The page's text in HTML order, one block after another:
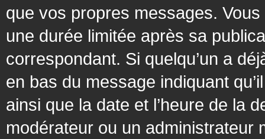
que vos propres messages.
une durée limitée après sa
correspondant. Si quelqu’un a
en bas du message indiquant
ainsi que la date et l’heure de la
modérateur ou un administrateur